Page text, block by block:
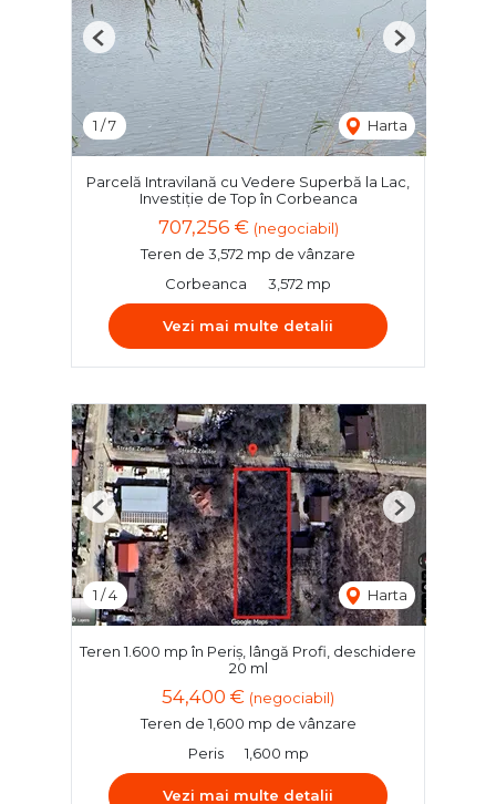
1 /7 Harta
Previous Next
Parcelă Intravilană cu Vedere Superbă la Lac,
Investiție de Top în Corbeanca
707,256 € (negociabil)
Teren de 3,572 mp de vânzare
Corbeanca
3,572 mp
Vezi mai multe detalii
1 /4 Harta
Previous Next
Teren 1.600 mp în Periș, lângă Profi, deschidere
20 ml
54,400 € (negociabil)
Teren de 1,600 mp de vânzare
Peris
1,600 mp
Vezi mai multe detalii